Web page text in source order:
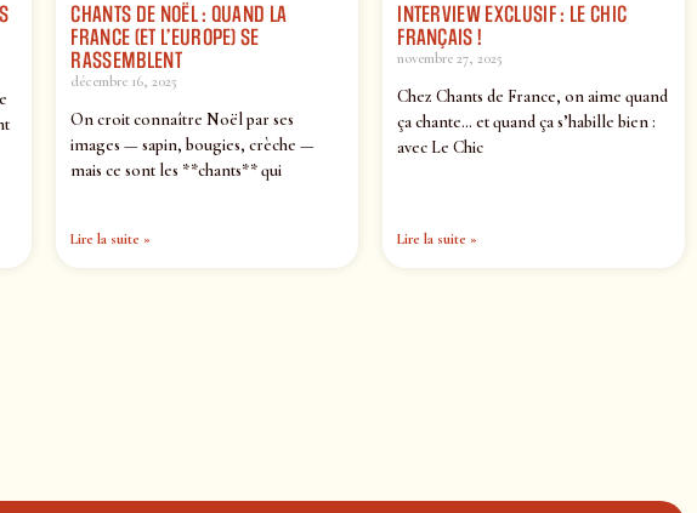
CHANTS DE NOËL : QUAND LA
FRANCE (ET L’EUROPE) SE
RASSEMBLENT
décembre 16, 2025
On croit connaître Noël par ses
images — sapin, bougies, crèche —
mais ce sont les **chants** qui
Lire la suite »
INTERVIEW EXCLUSIF : LE CHIC
FRANÇAIS !
novembre 27, 2025
Chez Chants de France, on aime quand
ça chante… et quand ça s’habille bien :
avec Le Chic
Lire la suite »